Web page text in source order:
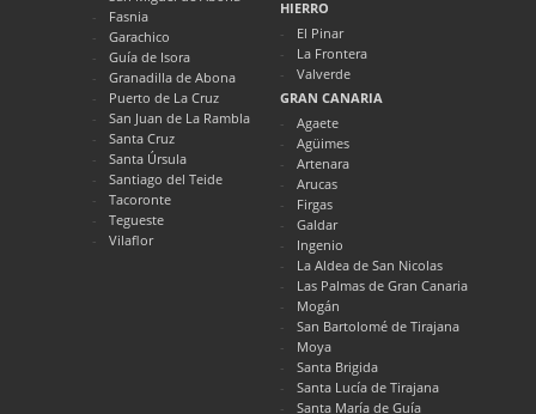
Fasnia
Garachico
Guía de Isora
Granadilla de Abona
Puerto de La Cruz
San Juan de La Rambla
Santa Cruz
Santa Úrsula
Santiago del Teide
Tacoronte
Tegueste
Vilaflor
HIERRO
El Pinar
La Frontera
Valverde
GRAN CANARIA
Agaete
Agüimes
Artenara
Arucas
Firgas
Galdar
Ingenio
La Aldea de San Nicolas
Las Palmas de Gran Canaria
Mogán
San Bartolomé de Tirajana
Moya
Santa Brigida
Santa Lucía de Tirajana
Santa María de Guía